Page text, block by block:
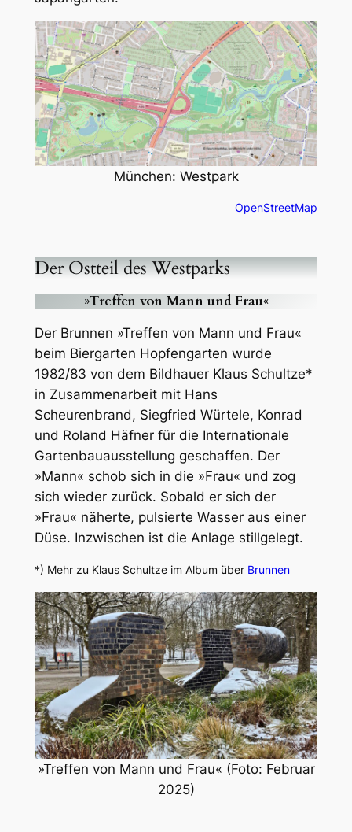
München: Westpark
OpenStreetMap
Der Ostteil des Westparks
»Treffen von Mann und Frau«
Der Brunnen »Treffen von Mann und Frau«
beim Biergarten Hopfengarten wurde
1982/83 von dem Bildhauer Klaus Schultze*
in Zusammenarbeit mit Hans
Scheurenbrand, Siegfried Würtele, Konrad
und Roland Häfner für die Internationale
Gartenbauausstellung geschaffen. Der
»Mann« schob sich in die »Frau« und zog
sich wieder zurück. Sobald er sich der
»Frau« näherte, pulsierte Wasser aus einer
Düse. Inzwischen ist die Anlage stillgelegt.
*) Mehr zu Klaus Schultze im Album über Brunnen
»Treffen von Mann und Frau« (Foto: Februar
2025)